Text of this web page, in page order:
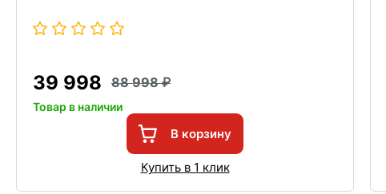
39 998 88 998
Товар в наличии
В корзину
Купить в 1 клик